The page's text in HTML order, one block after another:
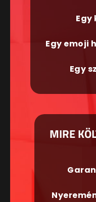
Egy emoji
Egy
MIRE